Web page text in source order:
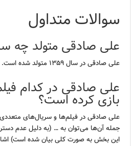
سوالات متداول
علی صادقی متولد چه
علی صادقی در سال ۱۳۵۹ متولد شده است.
علی صادقی در کدام
بازی کرده است؟
علی صادقی در فیلم‌ها و سریال‌های
جمله آن‌ها می‌توان به … (به دلیل عدم
این بخش به صورت کلی بیان شده است)